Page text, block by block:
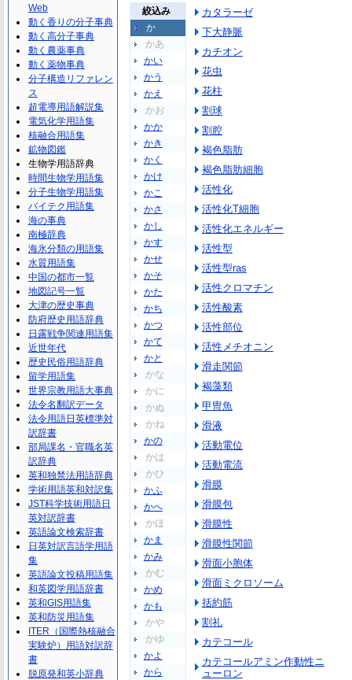
絞込み
か
かあ
かい
かう
かえ
かお
かか
かき
かく
かけ
かこ
かさ
かし
かす
かせ
かそ
かた
かち
かつ
かて
かと
かな
かに
かぬ
かね
かの
かは
かひ
かふ
かへ
かほ
かま
かみ
かむ
かめ
かも
かや
かゆ
かよ
から
カタラーゼ
下大静脈
カチオン
花虫
花柱
割球
割腔
褐色脂肪
褐色脂肪細胞
活性化
活性化T細胞
活性化エネルギー
活性型
活性型ras
活性クロマチン
活性酸素
活性部位
活性メチオニン
滑走関節
褐藻類
甲冑魚
滑液
活動電位
活動電流
滑膜
滑膜包
滑膜性
滑膜性関節
滑面小胞体
滑面ミクロソーム
括約筋
割礼
カテコール
カテコールアミン作動性ニ
ューロン
Web
動く香りの分子事典
動く高分子事典
動く農薬事典
動く薬物事典
分子構造リファレン
ス
超電導用語解説集
電気化学用語集
核融合用語集
鉱物図鑑
生物学用語辞典
時間生物学用語集
分子生物学用語集
バイテク用語集
海の事典
南極辞典
海氷分類の用語集
水質用語集
中国の都市一覧
地図記号一覧
大津の歴史事典
防府歴史用語辞典
日露戦争関連用語集
近世年代
歴史民俗用語辞典
留学用語集
世界宗教用語大事典
法令名翻訳データ
法令用語日英標準対
訳辞書
部局課名・官職名英
訳辞典
英和独禁法用語辞典
学術用語英和対訳集
JST科学技術用語日
英対訳辞書
英語論文検索辞書
日英対訳言語学用語
集
英語論文投稿用語集
和英図学用語辞書
英和GIS用語集
英和防災用語集
ITER（国際熱核融合
実験炉）用語対訳辞
書
脱原発和英小辞典